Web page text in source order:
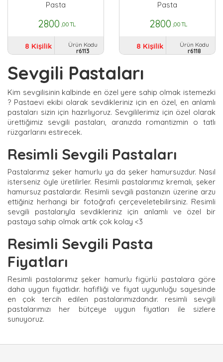
Pasta
2800 ,00 TL
8 Kişilik
Ürün Kodu
r6113
Pasta
2800 ,00 TL
8 Kişilik
Ürün Kodu
r6118
Sevgili Pastaları
Kim sevgilisinin kalbinde en özel yere sahip olmak istemezki
? Pastaevi ekibi olarak sevdikleriniz için en özel, en anlamlı
pastaları sizin için hazırlıyoruz. Sevgililerimiz için özel olarak
ürettiğimiz sevgili pastaları, aranızda romantizmin o tatlı
rüzgarlarını estirecek.
Resimli Sevgili Pastaları
Pastalarımız şeker hamurlu ya da şeker hamursuzdur. Nasıl
isterseniz öyle üretilirler. Resimli pastalarımız kremalı, şeker
hamursuz pastalardır. Resimli sevgili pastanızın üzerine arzu
ettiğiniz herhangi bir fotoğrafı çerçeveletebilirsiniz. Resimli
sevgili pastalarıyla sevdikleriniz için anlamlı ve özel bir
pastaya sahip olmak artık çok kolay <3
Resimli Sevgili Pasta
Fiyatları
Resimli pastalarımız şeker hamurlu figürlü pastalara göre
daha uygun fiyatlıdır. hafifliği ve fiyat uygunluğu sayesinde
en çok tercih edilen pastalarımızdandır. resimli sevgili
pastalarımızı her bütçeye uygun fiyatları ile sizlere
sunuyoruz.